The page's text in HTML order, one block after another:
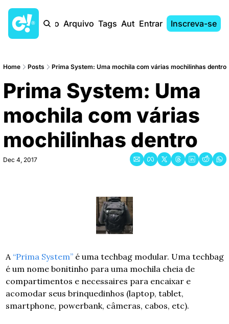
Início Arquivo Tags AutoresEntrar Inscreva-se
Home Posts Prima System: Uma mochila com várias mochilinhas dentro
Prima System: Uma
mochila com várias
mochilinhas dentro
Dec 4, 2017
A “Prima System” é uma techbag modular. Uma techbag
é um nome bonitinho para uma mochila cheia de
compartimentos e necessaires para encaixar e
acomodar seus brinquedinhos (laptop, tablet,
smartphone, powerbank, câmeras, cabos, etc).